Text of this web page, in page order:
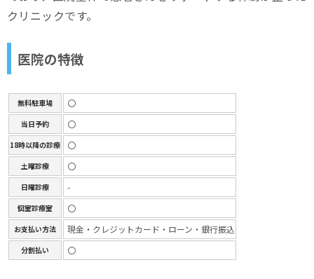
クリニックです。
医院の特徴
無料駐車場 〇
当日予約 〇
18時以降の診療 〇
土曜診療 〇
日曜診療 -
個室診療室 〇
お支払い方法 現金・クレジットカード・ローン・銀行振込
分割払い 〇